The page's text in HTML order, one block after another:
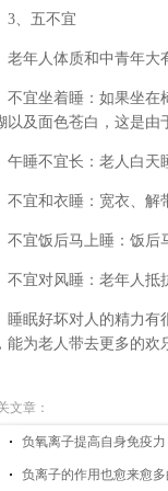
3、五不宜
老年人体质和中青年大
不宜坐着睡：如果坐在
以及面色苍白，这是由
午睡不宜长：老人白天
不宜和衣睡：宽衣、解
不宜饭后马上睡：饭后
不宜对风睡：老年人抵
睡眠好坏对人的精力有
能为老人带去更多的欢
文章：
负氧离子提高自身免疫
负离子的作用也愈来愈